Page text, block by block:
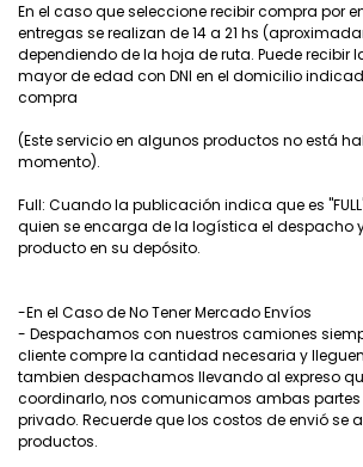
En el caso que seleccione recibir compra por
entregas se realizan de 14 a 21 hs
dependiendo de la hoja de ruta. Puede recibir
mayor de edad con DNI en el domicilio
compra
(Este servicio en algunos productos no está
momento).
Full: Cuando la publicación indica que es
quien se encarga de la logística el despacho
producto en su depósito.
-En el Caso de No Tener Mercado Envíos
- Despachamos con nuestros camiones
cliente compre la cantidad necesaria y
tambien despachamos llevando al expreso
coordinarlo, nos comunicamos ambas partes
privado. Recuerde que los costos de envió se
productos.